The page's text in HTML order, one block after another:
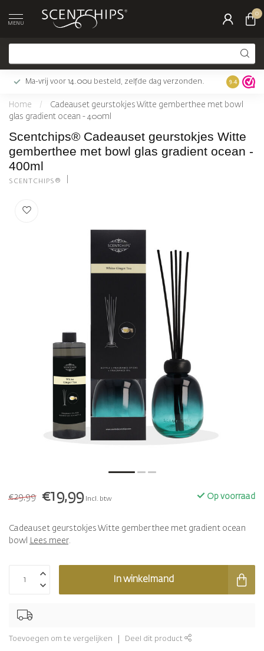
MENU
0
Ma-vrij voor 14.00u besteld, zelfde dag verzonden. Gratis
9.4
Home /
Cadeauset geurstokjes Witte gemberthee met bowl
glas gradient ocean - 400ml
Scentchips® Cadeauset geurstokjes Witte
gemberthee met bowl glas gradient ocean -
400ml
SCENTCHIPS®
€29,99 €19,99 Incl. btw Op voorraad
Cadeauset geurstokjes Witte gemberthee met gradient ocean
bowl
Lees meer.
In winkelmand
Toevoegen om te vergelijken Deel dit product